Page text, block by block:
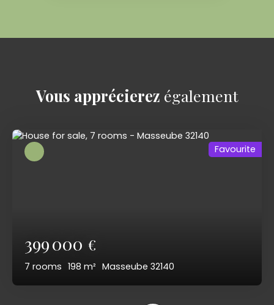
Vous apprécierez également
399 000 €
7 rooms 198 m² Masseube 32140
Favourite